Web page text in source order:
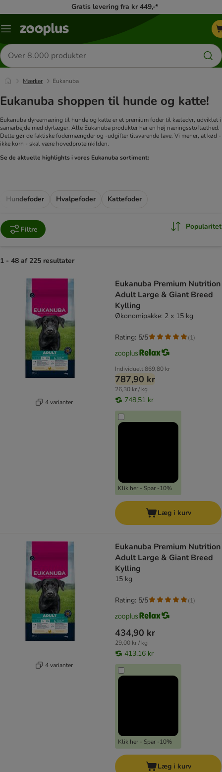
Gratis levering fra kr 449,-*
Menu
Søg
efter
produkter
Mærker Eukanuba
Eukanuba shoppen til hunde og katte!
Eukanuba dyreernæring til hunde og katte er et premium foder til kæledyr, udviklet i
samarbejde med dyrlæger. Alle Eukanuba produkter har en høj næringsstoftæthed.
Dette gør de faktiske fodermængder og -udgifter tilsvarende lave. Vi mener, at kød -
ikke korn - skal være hovedproteinkilden.
Se de aktuelle highlights i vores Eukanuba sortiment:
Hundefoder Hvalpefoder Kattefoder
Filtre Popularitet
1 - 48 af 225 resultater
4 varianter
Eukanuba Premium Nutrition
Adult Large & Giant Breed
Kylling
Økonomipakke: 2 x 15 kg
Individuelt869,80 kr
787,90 kr
26,30 kr / kg
748,51 kr
Klik her - Spar -10%
Rating: 5/5 (1)
Læg i kurv
4 varianter
Eukanuba Premium Nutrition
Adult Large & Giant Breed
Kylling
15 kg
434,90 kr
29,00 kr / kg
413,16 kr
Klik her - Spar -10%
Rating: 5/5 (1)
Læg i kurv